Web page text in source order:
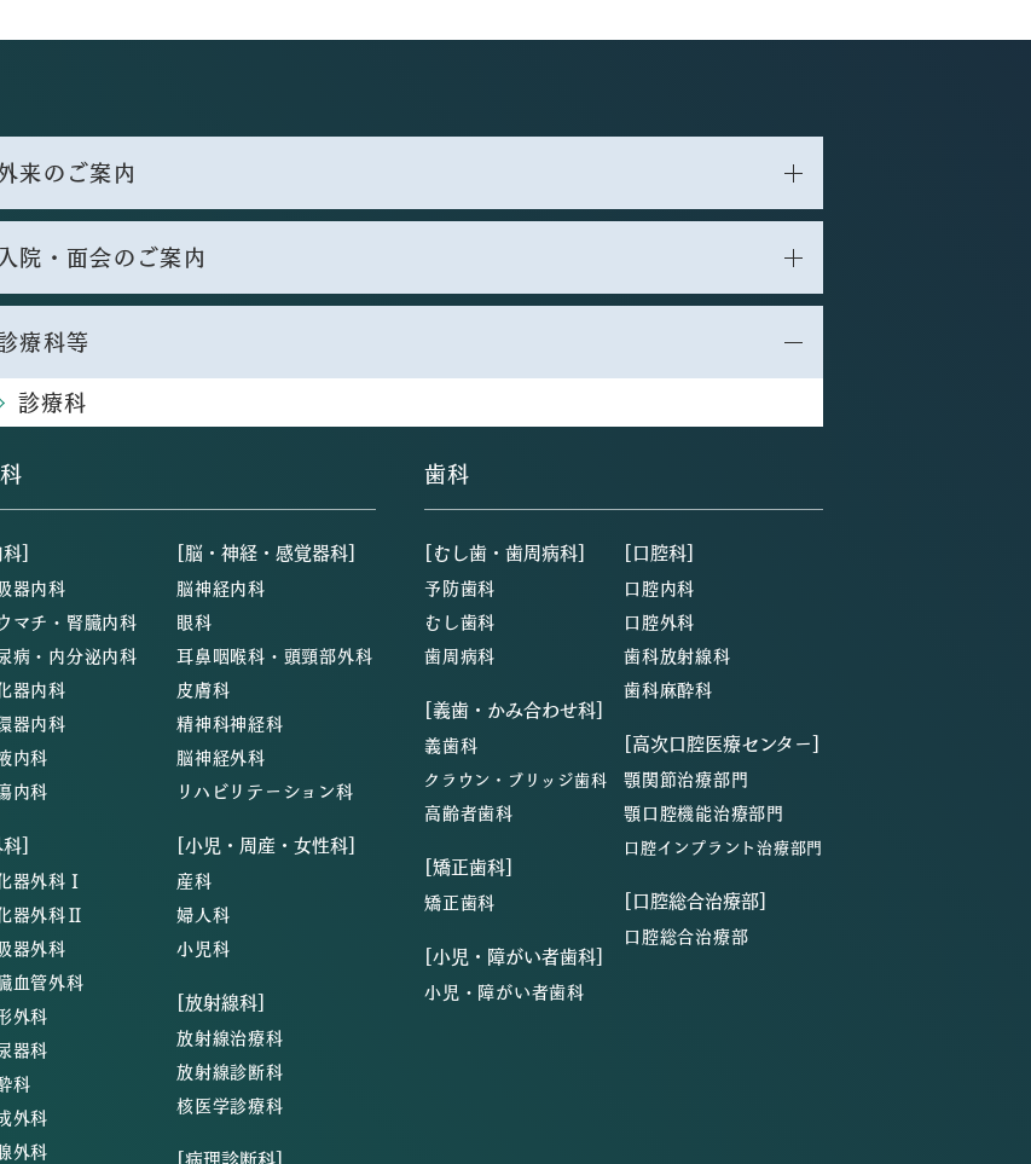
来のご案内
入院・面会のご案内
療科等
診療科
]
器内科
マチ・腎臓内科
病・内分泌内科
器内科
器内科
内科
内科
]
器外科Ⅰ
器外科Ⅱ
器外科
血管外科
外科
器科
科
外科
外科
[脳・神経・感覚器科]
脳神経内科
眼科
耳鼻咽喉科・頭頸部外科
皮膚科
精神科神経科
脳神経外科
リハビリテーション科
[小児・周産・女性科]
産科
婦人科
小児科
[放射線科]
放射線治療科
放射線診断科
核医学診療科
歯科
[むし歯・歯周病科]
予防歯科
むし歯科
歯周病科
[義歯・かみ合わせ科]
義歯科
クラウン・ブリッジ歯科
高齢者歯科
[矯正歯科]
矯正歯科
[小児・障がい者歯科]
小児・障がい者歯科
[口腔科]
口腔内科
口腔外科
歯科放射線科
歯科麻酔科
[高次口腔医療センター]
顎関節治療部門
顎口腔機能治療部門
口腔インプラント治療部門
[口腔総合治療部]
口腔総合治療部